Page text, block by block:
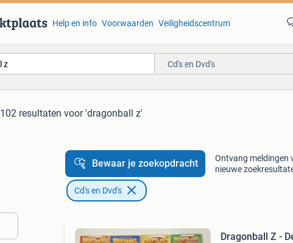
Help en info Voorwaarden Veiligheidscentrum
Cd's en Dvd's
102 resultaten voor 'dragonball z'
Bewaar je zoekopdracht
Ontvang meldingen
nieuwe
Cd's en Dvd's
Dragonball Z -